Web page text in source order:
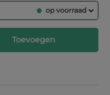
op voorraad
Voer de
Toevoegen